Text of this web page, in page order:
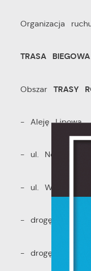
Organizacja
TRASA BIEGOWA
Obszar TRASY
- Aleję Lipowa,
- ul. Nowy Świat,
- ul. Wojska
- drogę
- drogę